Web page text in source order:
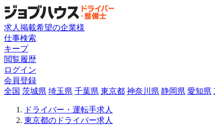
求人掲載希望の企業様
仕事検索
キープ
閲覧履歴
ログイン
会員登録
全国 茨城県 埼玉県 千葉県 東京都 神奈川県 静岡県 愛知県
ドライバー・運転手求人
東京都のドライバー求人